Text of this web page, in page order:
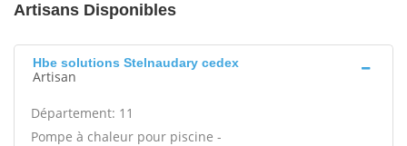
Artisans Disponibles
Hbe solutions Stelnaudary cedex
Artisan
Département: 11
Pompe à chaleur pour piscine -